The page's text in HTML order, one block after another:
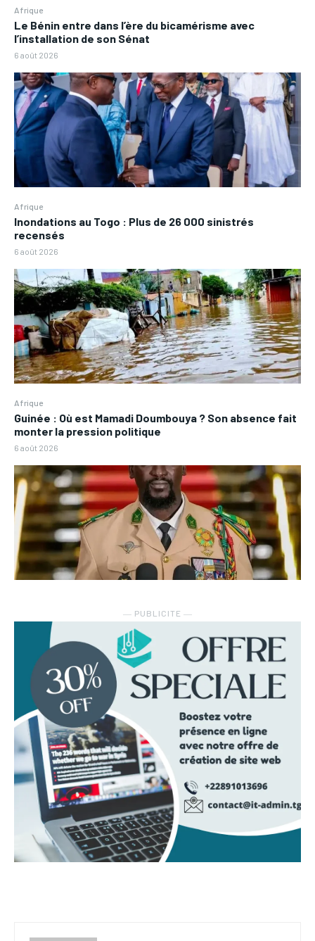
Afrique
Le Bénin entre dans l’ère du bicamérisme avec
l’installation de son Sénat
6 août 2026
Afrique
Inondations au Togo : Plus de 26 000 sinistrés
recensés
6 août 2026
Afrique
Guinée : Où est Mamadi Doumbouya ? Son absence fait
monter la pression politique
6 août 2026
― PUBLICITE ―